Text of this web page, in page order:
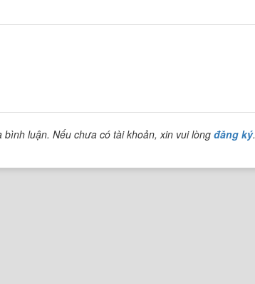
bình luận. Nếu chưa có tài khoản, xin vui lòngđăng ký.